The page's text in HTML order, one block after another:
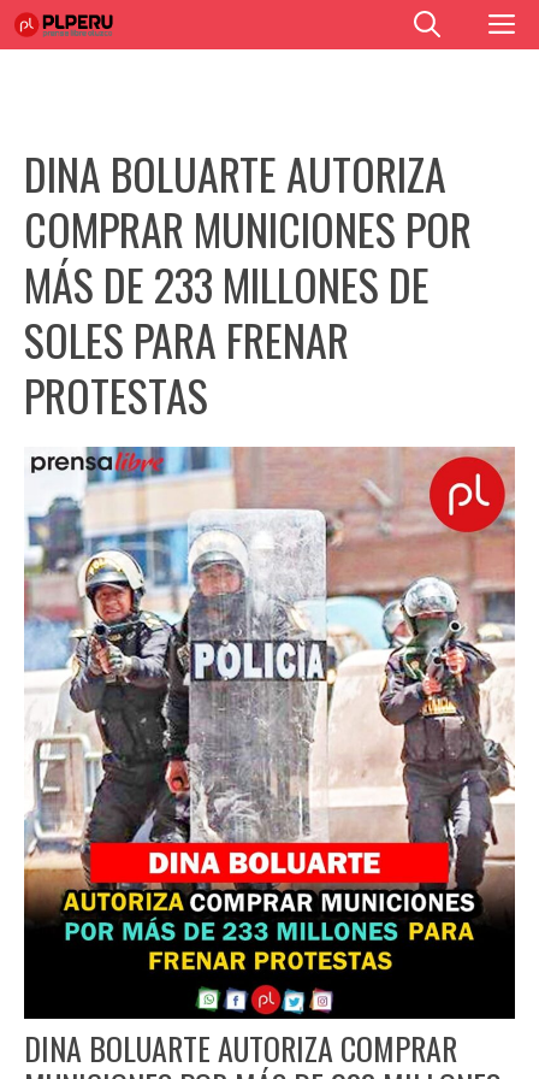
Saltar
al
DINA BOLUARTE AUTORIZA
COMPRAR MUNICIONES POR
MÁS DE 233 MILLONES DE
SOLES PARA FRENAR
PROTESTAS
DINA BOLUARTE AUTORIZA COMPRAR